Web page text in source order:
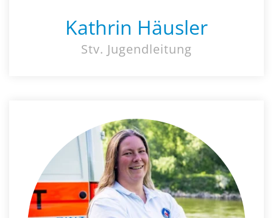
Kathrin Häusler
Stv. Jugendleitung